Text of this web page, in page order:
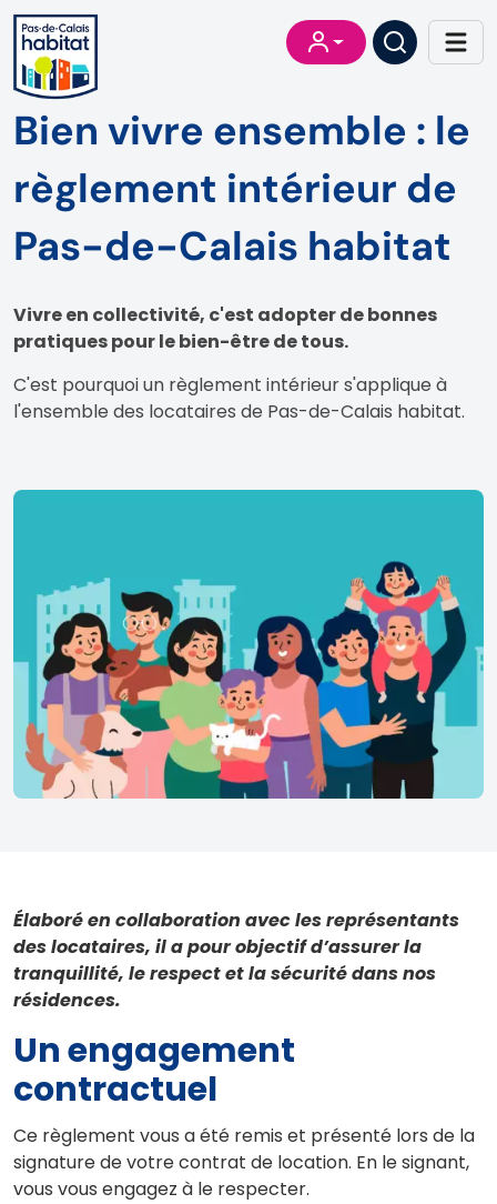
Bien vivre ensemble : le
règlement intérieur de
Pas-de-Calais habitat
Vivre en collectivité, c'est adopter de bonnes
pratiques pour le bien-être de tous.
C'est pourquoi un règlement intérieur s'applique à
l'ensemble des locataires de Pas-de-Calais habitat.
Élaboré en collaboration avec les représentants
des locataires, il a pour objectif d’assurer la
tranquillité, le respect et la sécurité dans nos
résidences.
Un engagement
contractuel
Ce règlement vous a été remis et présenté lors de la
signature de votre contrat de location. En le signant,
vous vous engagez à le respecter.